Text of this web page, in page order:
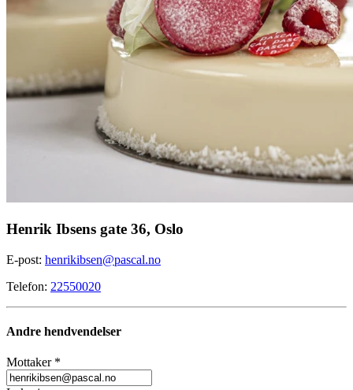
Henrik Ibsens gate 36, Oslo
E-post: henrikibsen@pascal.no
Telefon: 22550020
Andre hendvendelser
Mottaker *